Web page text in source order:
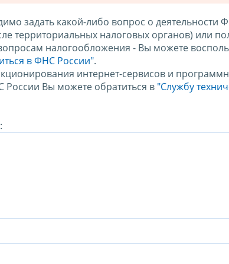
задать какой-либо вопрос о деятельности
территориальных налоговых органов) или
налогообложения - Вы можете
в ФНС России".
интернет-сервисов и
Вы можете обратиться в "Службу